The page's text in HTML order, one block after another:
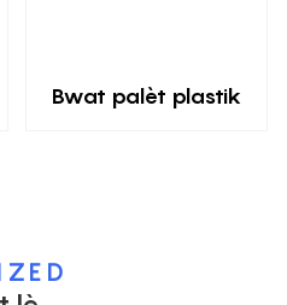
Bwat palèt plastik